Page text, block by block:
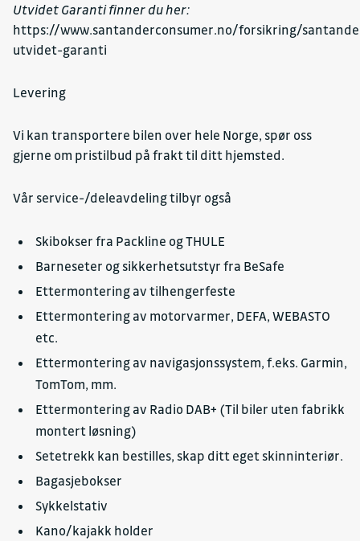
Utvidet Garanti finner du her:
https://www.santanderconsumer.no/forsikring/
utvidet-garanti
Levering
Vi kan transportere bilen over hele Norge, spør oss
gjerne om pristilbud på frakt til ditt hjemsted.
Vår service-/deleavdeling tilbyr også
Skibokser fra Packline og THULE
Barneseter og sikkerhetsutstyr fra BeSafe
Ettermontering av tilhengerfeste
Ettermontering av motorvarmer, DEFA, WEBASTO
etc.
Ettermontering av navigasjonssystem, f.eks. Garmin,
TomTom, mm.
Ettermontering av Radio DAB+ (Til biler uten fabrikk
montert løsning)
Setetrekk kan bestilles, skap ditt eget skinninteriør.
Bagasjebokser
Sykkelstativ
Kano/kajakk holder